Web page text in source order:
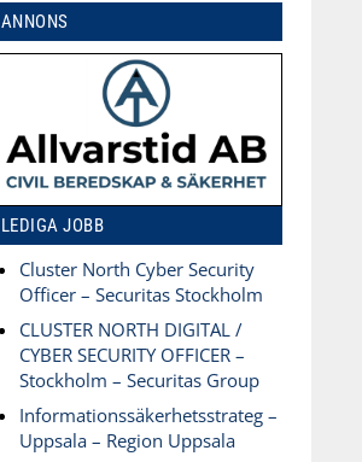
ANNONS
LEDIGA JOBB
Cluster North Cyber Security
Officer – Securitas Stockholm
CLUSTER NORTH DIGITAL /
CYBER SECURITY OFFICER –
Stockholm – Securitas Group
Informationssäkerhetsstrateg –
Uppsala – Region Uppsala